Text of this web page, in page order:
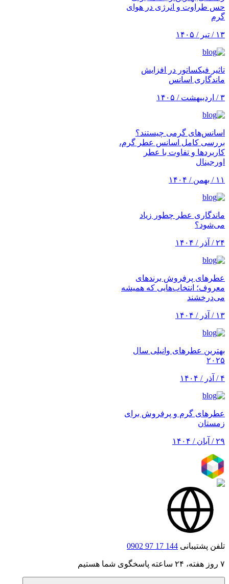
حس طراوت و انرژی در هوای
گرم
۱۳ / تیر / ۱۴۰۵
تاثیر فیکساتور در افزایش
ماندگاری اسانس
۳ / اردبیهشت / ۱۴۰۵
اسانس‌های گرمی چیستند؟
بررسی کامل اسانس عطر گرم،
کاربردها و تفاوت با عطر
اورجینال
۱۱ / بهمن / ۱۴۰۴
ماندگاری عطر چطور زیاد
می‌شود؟
۲۴ / آذر / ۱۴۰۴
عطرهای پرفروش برندهای
معروف؛ انتخاب‌هایی که همیشه
می‌درخشند
۱۳ / آذر / ۱۴۰۴
بهترین عطرهای وانیلی سال
۲۰۲۵
۴ / آذر / ۱۴۰۴
عطرهای گرم و پرفروش برای
زمستان
۲۹ / آبان / ۱۴۰۴
تلفن پشتیبانی 0902 97 17 144
۷ روز هفته، ۲۴ ساعته پاسخگوی شما هستیم